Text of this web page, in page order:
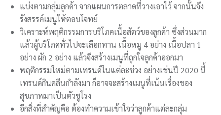
แบ่งตามกลุ่มลูกค้า จากแผนการตลาดที่วางเอาไว้ จากนั้นจึง
รังสรรค์เมนูให้ตอบโจทย์
วิเคราะห์พฤติกรรมการบริโภคเนื้อสัตว์ของลูกค้า ซึ่งส่วนมาก
แล้วผู้บริโภคทั่วไปจะเลือกทาน เนื้อหมู 4 อย่าง เนื้อปลา 1
อย่าง ผัก 2 อย่าง แล้วจึงสร้างเมนูที่ถูกใจลูกค้าออกมา
พฤติกรรมใหม่ตามเทรนด์ในแต่ละช่วง อย่างเช่นปี 2020 นี้
เทรนด์กินคลีนกำลังมา ก็อาจจะสร้างเมนูที่เน้นเรื่องของ
สุขภาพมาเป็นตัวชูโรง
อีกสิ่งที่สำคัญคือ ต้องทำความเข้าใจว่าลูกค้าแต่ละกลุ่ม